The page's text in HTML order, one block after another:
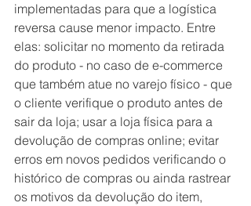
implementadas para que a logística
reversa cause menor impacto. Entre
elas: solicitar no momento da retirada
do produto - no caso de e-commerce
que também atue no varejo físico - que
o cliente verifique o produto antes de
sair da loja; usar a loja física para a
devolução de compras online; evitar
erros em novos pedidos verificando o
histórico de compras ou ainda rastrear
os motivos da devolução do item,